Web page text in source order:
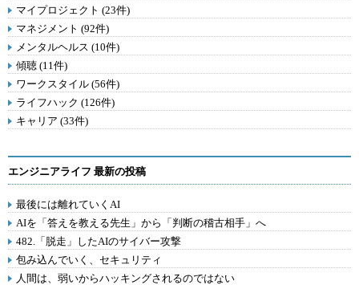
マイプロジェクト (23件)
マネジメント (92件)
メンタルヘルス (10件)
傾聴 (11件)
ワークスタイル (56件)
ライフハック (126件)
キャリア (33件)
エンジニアライフ 最新の投稿
最後には離れていくAI
AIを「答えを教える先生」から「判断の稽古相手」へ
482.「脱走」したAIのサイバー攻撃
包み込んでいく、セキュリティ
人間は、弱いからハッキングされるのではない